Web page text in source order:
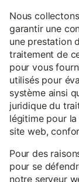
Nous
garantir une
une prestation
traitement de
pour vous
utilisés pour
système ainsi
juridique du
légitime pour
site web,
Pour des
pour se
notre serveur